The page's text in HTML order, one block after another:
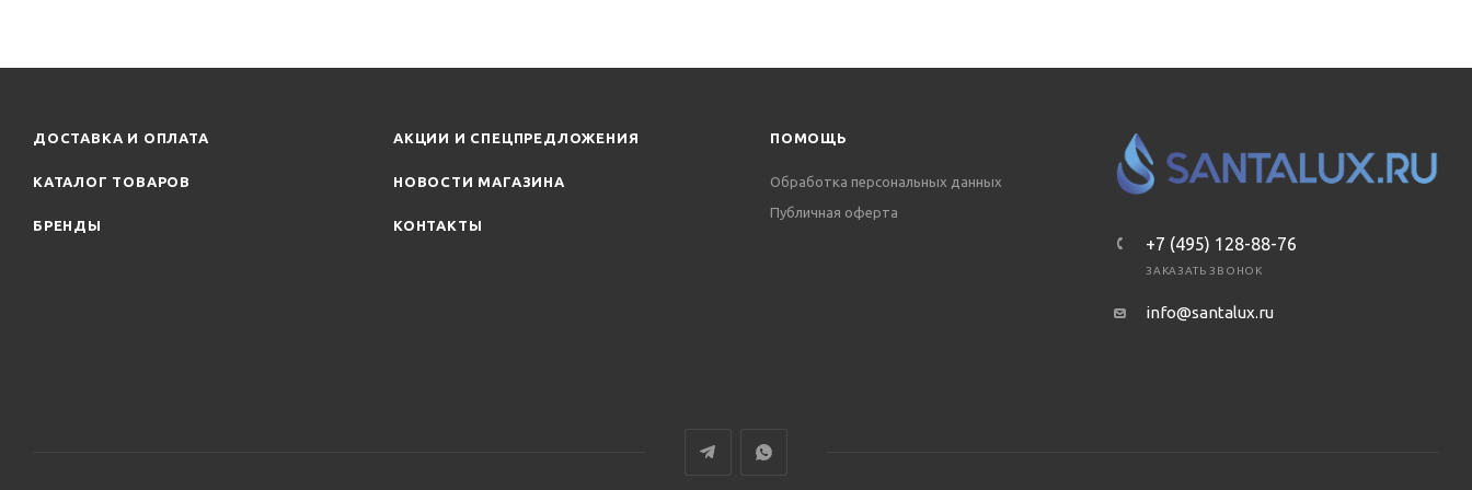
ДОСТАВКА И ОПЛАТА
КАТАЛОГ ТОВАРОВ
БРЕНДЫ
АКЦИИ И СПЕЦПРЕДЛОЖЕНИЯ
НОВОСТИ МАГАЗИНА
КОНТАКТЫ
ПОМОЩЬ
Обработка персональных данных
Публичная оферта
+7 (495) 128-88-76
ЗАКАЗАТЬ ЗВОНОК
info@santalux.ru